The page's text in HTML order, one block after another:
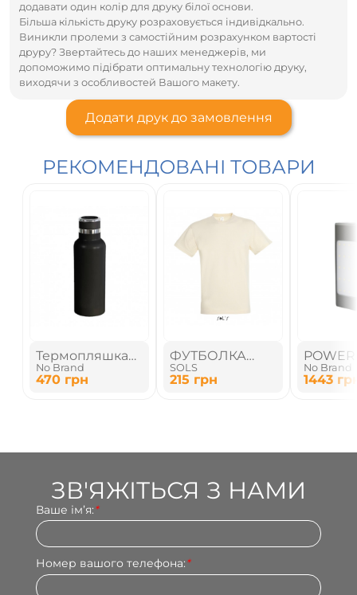
Ціни вказані без урахування ПДВ.
Наявність і ціни уточнюйте у наших менеджерів по тел
.: +38 095 931 76 31
додавати один колір для друку білої основи.
Більша кількість друку розраховується індивідкально.
Виникли пролеми з самостійним розрахунком вартості
друру? Звертайтесь до наших менеджерів, ми
допоможимо підібрати оптимальну технологію друку,
виходячи з особливостей Вашого макету.
Додати друк до замовлення
РЕКОМЕНДОВАНІ ТОВАРИ
Термопляшка
вакуумна
No Brand
470 грн
ФУТБОЛКА
УНІСЕКС
SOLS
215 грн
No Brand
1443
ЗВ'ЯЖІТЬСЯ З НАМИ
Ваше імʼя:*
Номер вашого телефона:*